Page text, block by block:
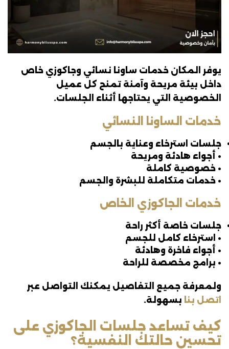
يوفر المكان خدمات ساونا نسائي وجاكوزي خاص
داخل بيئة مريحة وآمنة تمنح كل عميل
الخصوصية التي يحتاجها أثناء الجلسات.
خدمات الساونا النسائي
جلسات استرخاء وعناية بالجسم
• أجواء هادئة ومريحة
• خصوصية كاملة
• خدمات متكاملة للبشرة والجسم
خدمات الجاكوزي الخاص
جلسات خاصة أكثر راحة
• استرخاء كامل للجسم
• أجواء فاخرة وهادئة
• برامج مخصصة للراحة
ولمعرفة جميع التفاصيل يمكنك التواصل عبر
اتصل بنا بسهولة.
كيف تساعد جلسات الجاكوزي على
تحسين حالتك النفسية؟